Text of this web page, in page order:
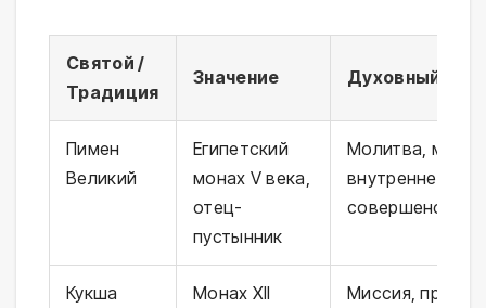
Святой /
Традиция
Значение Духовный
Пимен
Великий
Египетский
монах V века,
отец-
пустынник
Молитва,
внутреннее
Кукша
Монах XII
Миссия,